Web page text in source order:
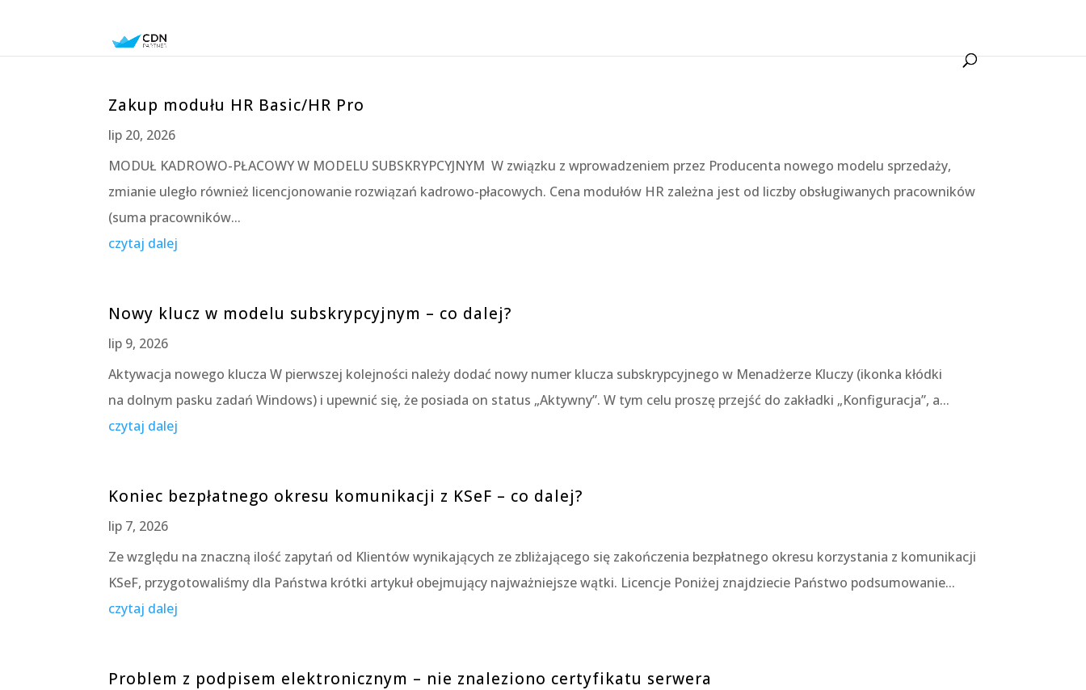
Zakup modułu HR Basic/HR Pro
lip 20, 2026
MODUŁ KADROWO-PŁACOWY W MODELU SUBSKRYPCYJNYM W związku z wprowadzeniem przez Producenta nowego modelu sprzedaży,
zmianie uległo również licencjonowanie rozwiązań kadrowo-płacowych. Cena modułów HR zależna jest od liczby obsługiwanych pracowników
(suma pracowników...
czytaj dalej
Nowy klucz w modelu subskrypcyjnym – co dalej?
lip 9, 2026
Aktywacja nowego klucza W pierwszej kolejności należy dodać nowy numer klucza subskrypcyjnego w Menadżerze Kluczy (ikonka kłódki
na dolnym pasku zadań Windows) i upewnić się, że posiada on status „Aktywny”. W tym celu proszę przejść do zakładki „Konfiguracja”, a...
czytaj dalej
Koniec bezpłatnego okresu komunikacji z KSeF – co dalej?
lip 7, 2026
Ze względu na znaczną ilość zapytań od Klientów wynikających ze zbliżającego się zakończenia bezpłatnego okresu korzystania z komunikacji
KSeF, przygotowaliśmy dla Państwa krótki artykuł obejmujący najważniejsze wątki. Licencje Poniżej znajdziecie Państwo podsumowanie...
czytaj dalej
Problem z podpisem elektronicznym – nie znaleziono certyfikatu serwera